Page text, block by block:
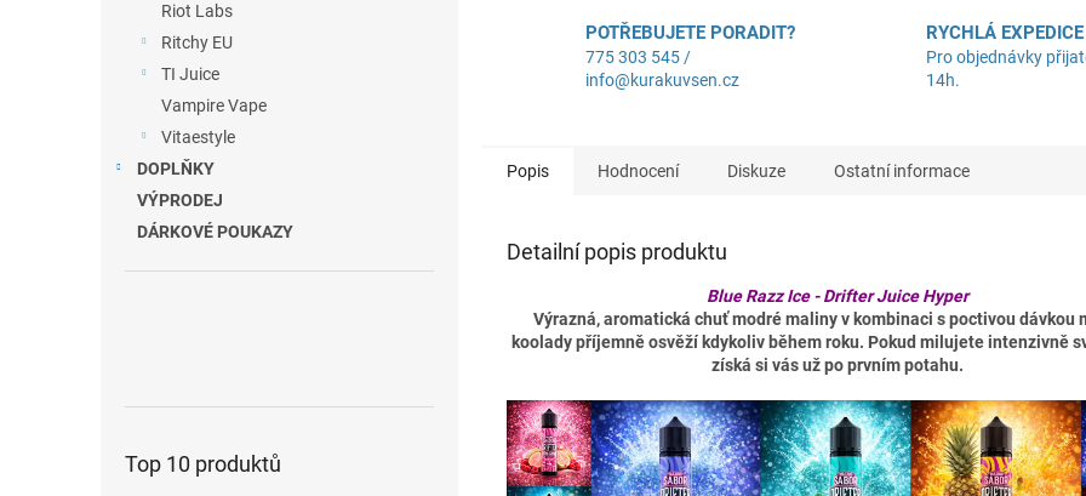
Riot Labs
Ritchy EU
TI Juice
Vampire Vape
Vitaestyle
DOPLŇKY
VÝPRODEJ
DÁRKOVÉ POUKAZY
Top 10 produktů
POTŘEBUJETE PORADIT?
775 303 545 /
info@kurakuvsen.cz
RYCHLÁ EXPEDICE
Pro objednávky
14h.
Popis Hodnocení Diskuze Ostatní informace
Detailní popis produktu
Blue Razz Ice - Drifter Juice Hyper
Výrazná, aromatická chuť modré maliny v kombinaci s poctivou dávkou
koolady příjemně osvěží kdykoliv během roku. Pokud milujete intenzivně
získá si vás už po prvním potahu.